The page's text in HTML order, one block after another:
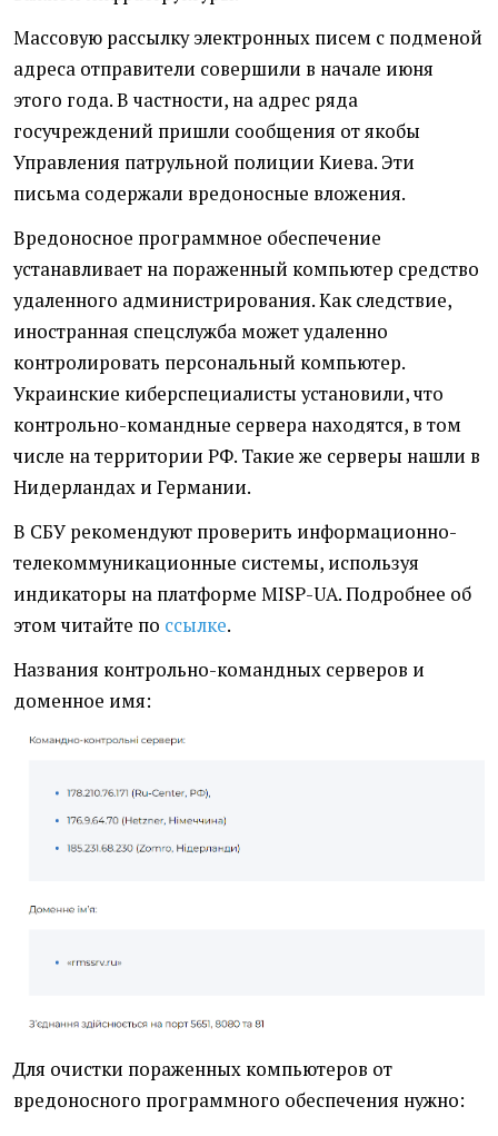
Массовую рассылку электронных писем с подменой
адреса отправители совершили в начале июня
этого года. В частности, на адрес ряда
госучреждений пришли сообщения от якобы
Управления патрульной полиции Киева. Эти
письма содержали вредоносные вложения.
Вредоносное программное обеспечение
устанавливает на пораженный компьютер средство
удаленного администрирования. Как следствие,
иностранная спецслужба может удаленно
контролировать персональный компьютер.
Украинские киберспециалисты установили, что
контрольно-командные сервера находятся, в том
числе на территории РФ. Такие же серверы нашли в
Нидерландах и Германии.
В СБУ рекомендуют проверить информационно-
телекоммуникационные системы, используя
индикаторы на платформе MISP-UA. Подробнее об
этом читайте по ссылке.
Названия контрольно-командных серверов и
доменное имя:
Для очистки пораженных компьютеров от
вредоносного программного обеспечения нужно: